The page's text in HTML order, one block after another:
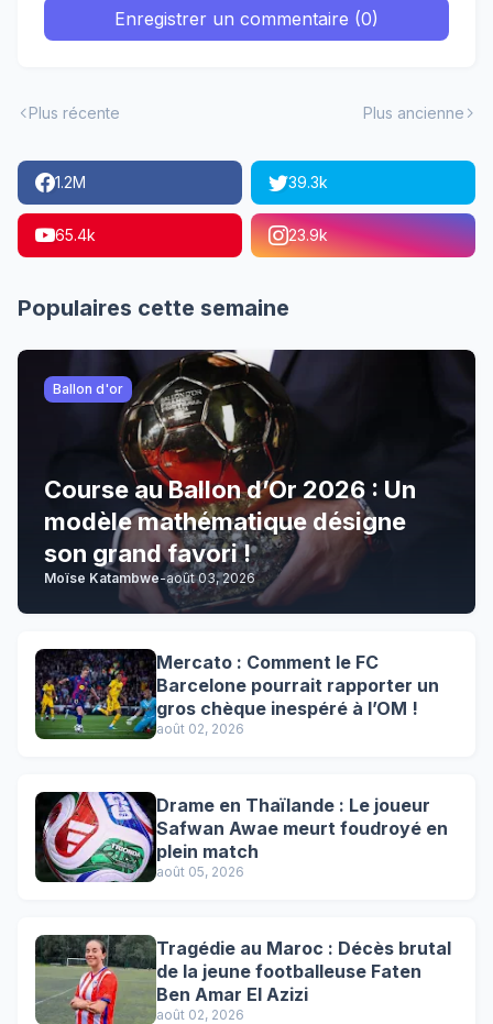
Enregistrer un commentaire (0)
Plus récente Plus ancienne
1.2M 39.3k
65.4k 23.9k
Populaires cette semaine
Ballon d'or
Course au Ballon d’Or 2026 : Un
modèle mathématique désigne
son grand favori !
Moïse Katambwe-août 03, 2026
Mercato : Comment le FC
Barcelone pourrait rapporter un
gros chèque inespéré à l’OM !
août 02, 2026
Drame en Thaïlande : Le joueur
Safwan Awae meurt foudroyé en
plein match
août 05, 2026
Tragédie au Maroc : Décès brutal
de la jeune footballeuse Faten
Ben Amar El Azizi
août 02, 2026